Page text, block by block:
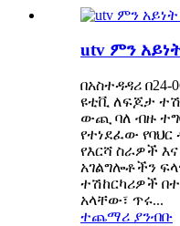
utv ምን
በአስተዳዳሪ በ24-
ዩቲቪ ለፍጆታ
ውጪ ባለ ብዙ
የተነደፈው
የእርሻ ስራዎች
አገልግሎቶችን
ተሽከርካሪዎች
አላቸው፣ ጥሩ...
ተጨማሪ ያንብቡ